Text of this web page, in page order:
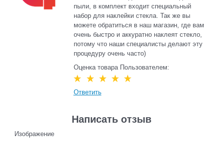
пыли, в комплект входит специальный
набор для наклейки стекла. Так же вы
можете обратиться в наш магазин, где вам
очень быстро и аккуратно наклеят стекло,
потому что наши специалисты делают эту
процедуру очень часто)
Оценка товара Пользователем:
Ответить
Написать отзыв
Изображение